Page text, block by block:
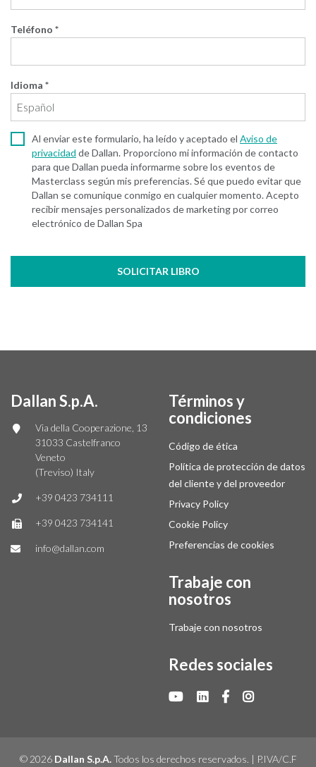
Teléfono *
Idioma *
Al enviar este formulario, ha leído y aceptado el Aviso de
privacidad de Dallan. Proporciono mi información de contacto
para que Dallan pueda informarme sobre los eventos de
Masterclass según mis preferencias. Sé que puedo evitar que
Dallan se comunique conmigo en cualquier momento. Acepto
recibir mensajes personalizados de marketing por correo
electrónico de Dallan Spa
Dallan S.p.A.
Via della Cooperazione, 13
31033 Castelfranco
Veneto
(Treviso) Italy
+39 0423 734111
+39 0423 734141
info@dallan.com
Términos y
condiciones
Código de ética
Política de protección de datos
del cliente y del proveedor
Privacy Policy
Cookie Policy
Preferencias de cookies
Trabaje con
nosotros
Trabaje con nosotros
Redes sociales
© 2026 Dallan S.p.A.Todos los derechos reservados. | P.IVA/C.F